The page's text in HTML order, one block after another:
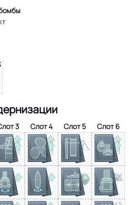
3 Слот 4 Слот 5 Слот 6